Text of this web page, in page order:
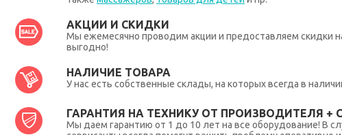
АКЦИИ И СКИДКИ
Мы ежемесячно проводим акции и предоставляем скидки
выгодно!
НАЛИЧИЕ ТОВАРА
У нас есть собственные склады, на которых всегда в
ГАРАНТИЯ НА ТЕХНИКУ ОТ ПРОИЗВОДИТЕЛЯ +
Мы даем гарантию от 1 до 10 лет на все оборудование! В